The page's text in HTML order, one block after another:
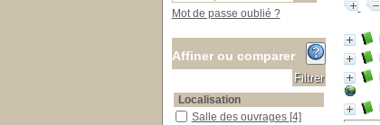
Mot de passe oublié ?
Affiner ou comparer
Localisation
Salle des ouvrages
Salle des ouvrages [4]